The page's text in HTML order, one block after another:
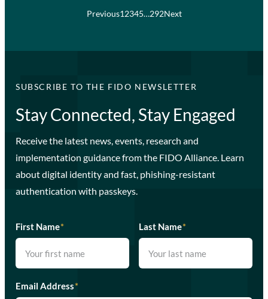
Previous12345…292Next
SUBSCRIBE TO THE FIDO NEWSLETTER
Stay Connected, Stay Engaged
Receive the latest news, events, research and
implementation guidance from the FIDO Alliance. Learn
about digital identity and fast, phishing-resistant
authentication with passkeys.
First Name* Last Name*
Email Address*